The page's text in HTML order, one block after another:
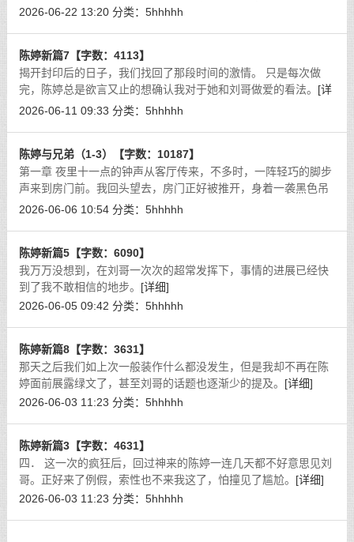
婷，薛薛和杨吟不是一个地方，今年索性各回各家，也省的另一
2026-06-22 13:20 分类： 5hhhhh
陈婷新篇7【字数：4113】
揭开封印后的日子，我们找回了那段时间的激情。 只是每次做
完，陈婷总是欲言又止的想确认我对于她和刘哥做爱的看法。 [详
细]
2026-06-11 09:33 分类： 5hhhhh
陈婷与兄弟（1-3）【字数：10187】
第一章 夜里十一点的钟声从客厅传来，不多时，一阵轻巧的脚步
声来到房门前。我回头望去，房门正好被推开，身着一袭黑色吊
带裙的妻子正端着一只大碗，笑吟吟的看着我。
2026-06-06 10:54 分类： 5hhhhh
陈婷新篇5【字数：6090】
我万万没想到，在刘哥一次次的超常发挥下，事情的进展已经快
到了我不敢相信的地步。 [详细]
2026-06-05 09:42 分类： 5hhhhh
陈婷新篇8【字数：3631】
那天之后我们如上次一般装作什么都没发生，但是我却不再在陈
婷面前展露绿文了，甚至刘哥的话题也逐渐少的提及。 [详细]
2026-06-03 11:23 分类： 5hhhhh
陈婷新篇3【字数：4631】
四． 这一次的疯狂后，回过神来的陈婷一连几天都不好意思见刘
哥。正好来了例假，索性也不来我这了，怕撞见了尴尬。 [详细]
2026-06-03 11:23 分类： 5hhhhh